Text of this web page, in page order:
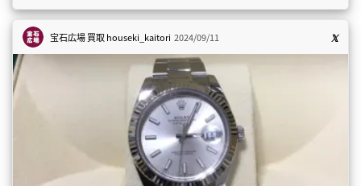
宝石広場 買取houseki_kaitori 2024/09/11